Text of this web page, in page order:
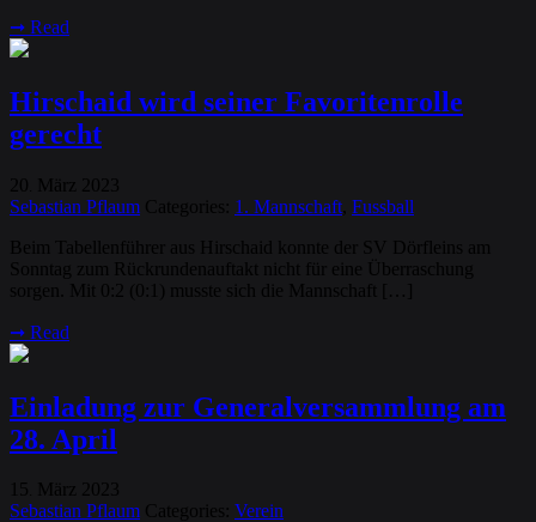
➞ Read
Hirschaid wird seiner Favoritenrolle
gerecht
20 März
2023
Sebastian Pflaum Categories: 1. Mannschaft Fussball
Beim Tabellenführer aus Hirschaid konnte der SV Dörfleins am
Sonntag zum Rückrundenauftakt nicht für eine Überraschung
sorgen. Mit 0:2 (0:1) musste sich die Mannschaft […]
➞ Read
Einladung zur Generalversammlung am
28. April
15 März 2023
Sebastian Pflaum Categories: Verein